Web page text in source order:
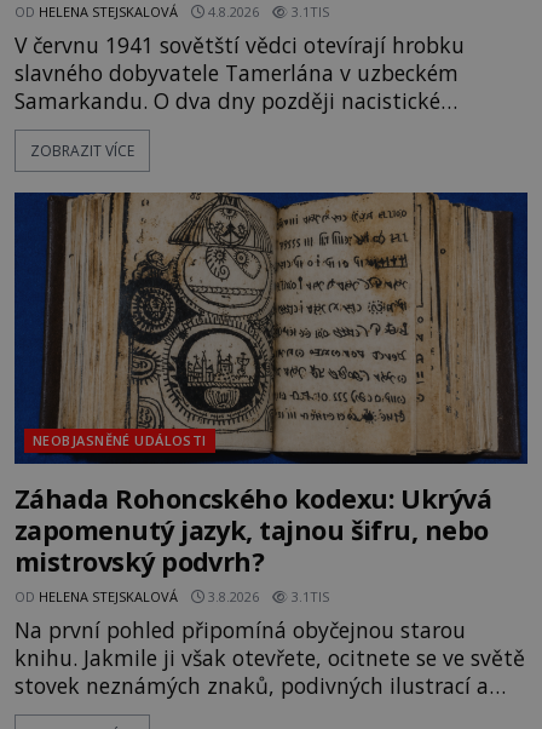
OD HELENA STEJSKALOVÁ 4.8.2026 3.1TIS
V červnu 1941 sovětští vědci otevírají hrobku
slavného dobyvatele Tamerlána v uzbeckém
Samarkandu. O dva dny později nacistické
Německo zahajuje operaci Barbarossa a napadá
Sovětský svaz. Shoda dat je natolik zarážející, že se
na legendě něco pravdy, nebo jde jen o fascinující
souhru okolností? Když antropolog Michail
Gerasimov (1907-1970) a
ZOBRAZIT VÍCE
NEOBJASNĚNÉ UDÁLOSTI
Záhada Rohoncského kodexu: Ukrývá
zapomenutý jazyk, tajnou šifru, nebo
mistrovský podvrh?
OD HELENA STEJSKALOVÁ 3.8.2026 3.1TIS
Na první pohled připomíná obyčejnou starou
knihu. Jakmile ji však otevřete, ocitnete se ve světě
stovek neznámých znaků, podivných ilustrací a
textu, který už téměř dvě století vzdoruje všem